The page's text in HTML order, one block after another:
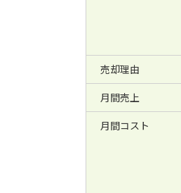
売却理由
月間売上
月間コスト